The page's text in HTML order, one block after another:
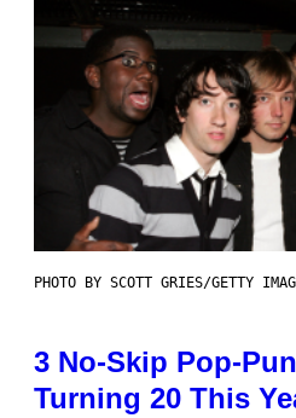
PHOTO BY SCOTT GRIES/GETTY
3 No-Skip Pop-
Turning 20 This